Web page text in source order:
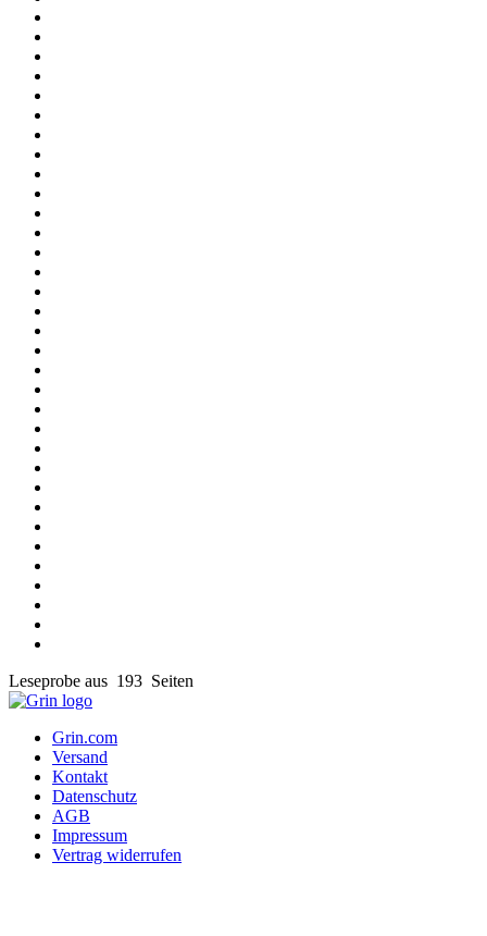
Leseprobe aus 193 Seiten
Grin.com
Versand
Kontakt
Datenschutz
AGB
Impressum
Vertrag widerrufen